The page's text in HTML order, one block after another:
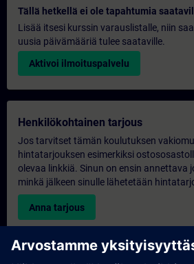
Tällä hetkellä ei ole tapahtumia
Lisää itsesi kurssin varauslistalle, niin
uusia päivämääriä tulee saataville.
Aktivoi ilmoituspalvelu
Henkilökohtainen tarjous
Jos tarvitset tämän koulutuksen
hintatarjouksen esimerkiksi
olevaa linkkiä. Sinun on ensin annettava
minkä jälkeen sinulle lähetetään
Anna tarjous